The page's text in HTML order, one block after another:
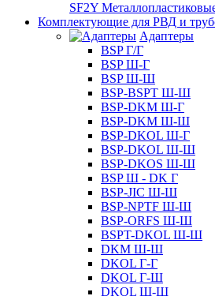
SF2Y
Комплектующие для РВД и
Адаптеры
BSP Г/Г
BSP Ш-Г
BSP Ш-Ш
BSP-BSPT Ш-Ш
BSP-DKM Ш-Г
BSP-DKM Ш-Ш
BSP-DKOL Ш-Г
BSP-DKOL Ш-Ш
BSP-DKOS Ш-Ш
BSP Ш - DK Г
BSP-JIC Ш-Ш
BSP-NPTF Ш-Ш
BSP-ORFS Ш-Ш
BSPT-DKOL Ш-Ш
DKM Ш-Ш
DKOL Г-Г
DKOL Г-Ш
DKOL Ш-Ш